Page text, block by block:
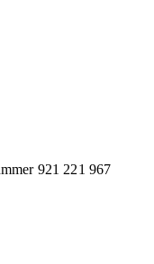
921 221 967